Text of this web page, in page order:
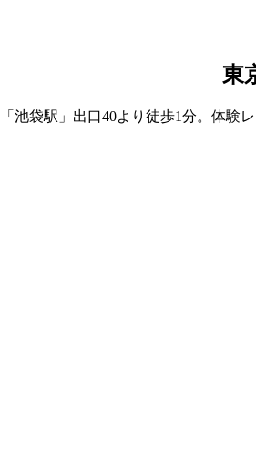
マシンピラティス
豊島区
東
「池袋駅」出口40より徒歩1分。体